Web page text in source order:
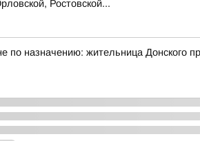
Ростовской...
по назначению: жительница Донского